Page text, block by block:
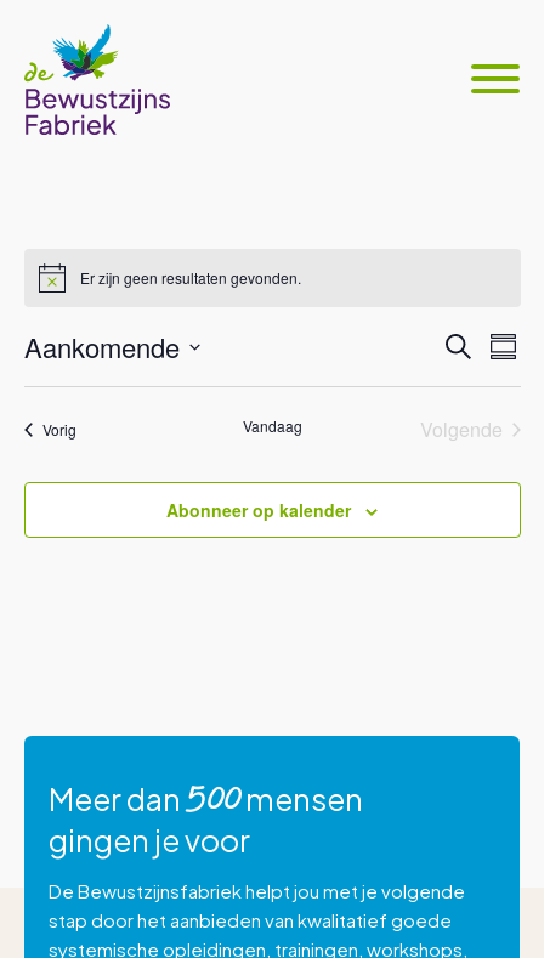
Er zijn geen resultaten gevonden.
en
Zoeken
Aankomende
Selecteer
VorigEvenementen Vandaag
Volgende
Abonneer op kalender
Meer dan 500mensen
gingen je voor
De Bewustzijnsfabriek helpt jou met je volgende
stap door het aanbieden van kwalitatief goede
systemische opleidingen, trainingen, workshops,